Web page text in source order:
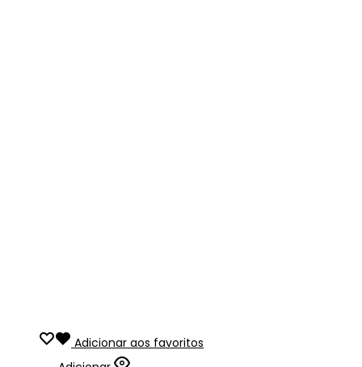
Adicionar aos favoritos